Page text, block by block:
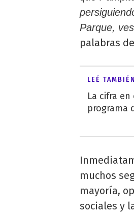
Parque,
palabras
LEÉ TAMBIÉN
La cifra
programa
muchos
mayoría,
sociales y